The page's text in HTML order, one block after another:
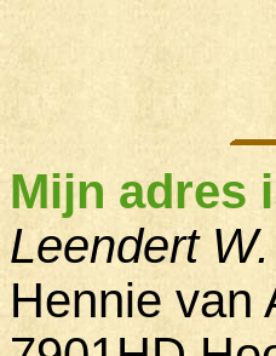
Mijn adres
Leendert
Hennie van